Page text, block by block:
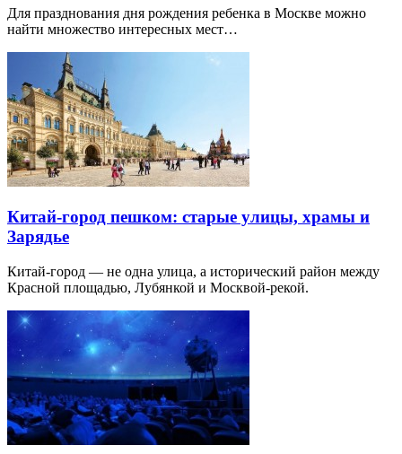
Для празднования дня рождения ребенка в Москве можно
найти множество интересных мест…
Китай-город пешком: старые улицы, храмы и
Зарядье
Китай-город — не одна улица, а исторический район между
Красной площадью, Лубянкой и Москвой-рекой.